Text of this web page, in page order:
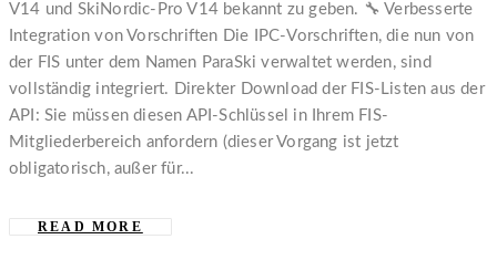
V14 und SkiNordic-Pro V14 bekannt zu geben. 🔧 Verbesserte
Integration von Vorschriften Die IPC-Vorschriften, die nun von
der FIS unter dem Namen ParaSki verwaltet werden, sind
vollständig integriert. Direkter Download der FIS-Listen aus der
API: Sie müssen diesen API-Schlüssel in Ihrem FIS-
Mitgliederbereich anfordern (dieser Vorgang ist jetzt
obligatorisch, außer für...
READ MORE